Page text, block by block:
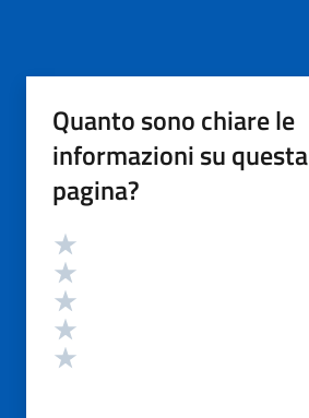
Quanto sono chiare le
informazioni su questa
pagina?
Valutazione